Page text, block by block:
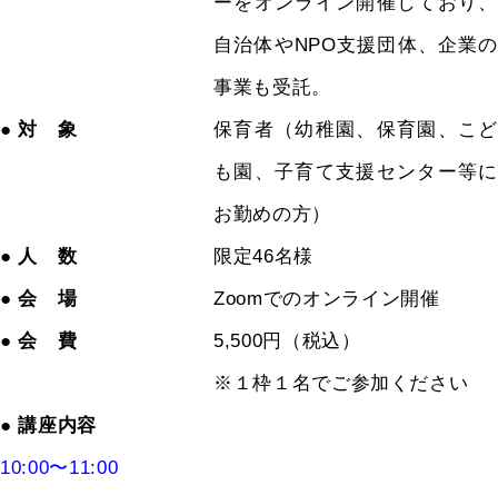
自治体やNPO支援団体、企業の
事業も受託。
● 対 象
保育者（幼稚園、保育園、こど
も園、子育て支援センター等に
お勤めの方）
● 人 数
限定46名様
● 会 場
Zoomでのオンライン開催
● 会 費
5,500円（税込）
※１枠１名でご参加ください
● 講座内容
10:00〜11:00